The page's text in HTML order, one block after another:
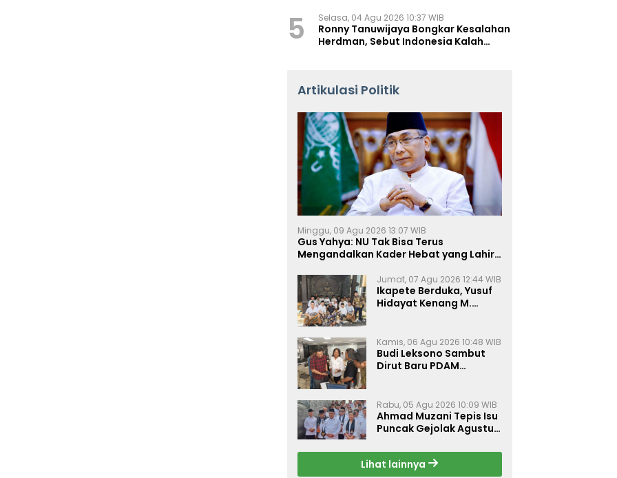
5 Selasa, 04 Agu 2026 10:37 WIB
Ronny Tanuwijaya Bongkar Kesalahan
Herdman, Sebut Indonesia Kalah
Artikulasi Politik
Minggu, 09 Agu 2026 13:07 WIB
Gus Yahya: NU Tak Bisa Terus
Mengandalkan Kader Hebat yang Lahir
Jumat, 07 Agu 2026 12:44 WIB
Ikapete Berduka, Yusuf
Hidayat Kenang M.
Sesama Alumni
Tebuireng
Kamis, 06 Agu 2026 10:48 WIB
Budi Leksono Sambut
Dirut Baru PDAM
Makin Prima
Rabu, 05 Agu 2026 10:09 WIB
Ahmad Muzani Tepis Isu
Puncak Gejolak Agustus
Perkuat Persatuan
Lihat lainnya